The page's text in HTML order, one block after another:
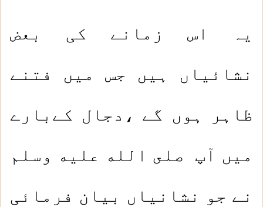
یہ اس زمانے کی بعض
نشائیاں ہیں جس میں فتنے
ظاہر ہوں گے ،دجال کےبارے
میں آپ صلى الله عليه وسلم
نے جو نشانیاں بیان فرمائی